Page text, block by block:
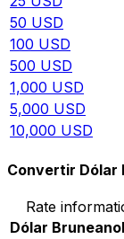
50 USD
100 USD
500 USD
1,000 USD
5,000 USD
10,000 USD
Convertir Dólar
Rate
Dólar Bruneano